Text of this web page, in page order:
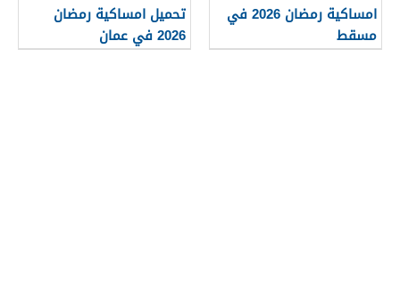
امساكية رمضان 2026 في
مسقط
تحميل امساكية رمضان
2026 في عمان